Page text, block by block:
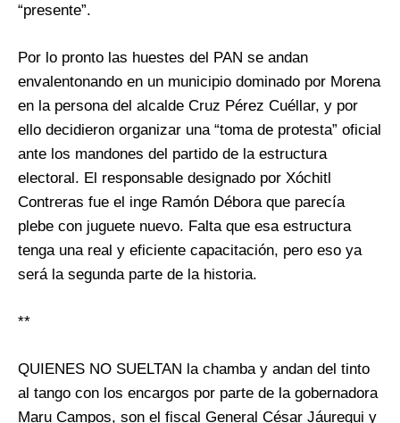
“presente”.
Por lo pronto las huestes del PAN se andan
envalentonando en un municipio dominado por Morena
en la persona del alcalde Cruz Pérez Cuéllar, y por
ello decidieron organizar una “toma de protesta” oficial
ante los mandones del partido de la estructura
electoral. El responsable designado por Xóchitl
Contreras fue el inge Ramón Débora que parecía
plebe con juguete nuevo. Falta que esa estructura
tenga una real y eficiente capacitación, pero eso ya
será la segunda parte de la historia.
**
QUIENES NO SUELTAN la chamba y andan del tinto
al tango con los encargos por parte de la gobernadora
Maru Campos, son el fiscal General César Jáuregui y